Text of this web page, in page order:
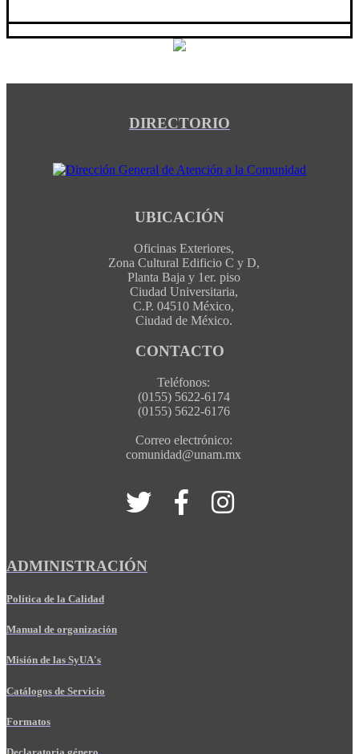
DIRECTORIO
UBICACIÓN
Oficinas Exteriores,
Zona Cultural Edificio C y D,
Planta Baja y 1er. piso
Ciudad Universitaria,
C.P. 04510 México,
Ciudad de México.
CONTACTO
Teléfonos:
(0155) 5622-6174
(0155) 5622-6176
Correo electrónico:
comunidad@unam.mx
ADMINISTRACIÓN
Política de la Calidad
Manual de organización
Misión de las SyUA's
Catálogos de Servicio
Formatos